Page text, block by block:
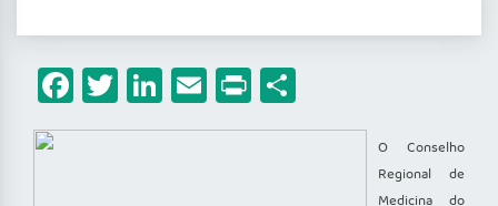
Facebook
Twitter
LinkedIn
Email
Print
O Conselho
Regional de
Medicina do